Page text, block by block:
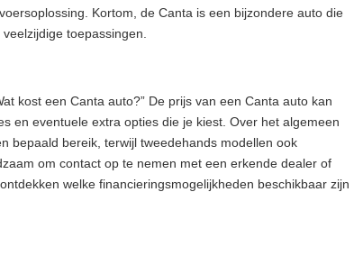
Kortom, de Canta is een bijzondere auto die
toepassingen.
kost een Canta auto?” De prijs van een Canta auto kan
en eventuele extra opties die je kiest. Over het algemeen
bepaald bereik, terwijl tweedehands modellen ook
om contact op te nemen met een erkende dealer of
welke financieringsmogelijkheden beschikbaar zijn